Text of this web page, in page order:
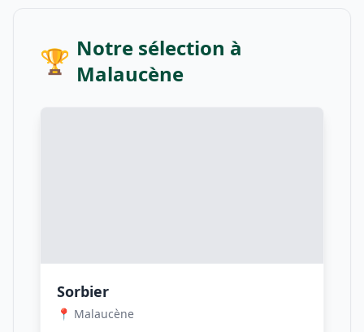
🏆 Notre sélection à
Malaucène
Sorbier
📍 Malaucène